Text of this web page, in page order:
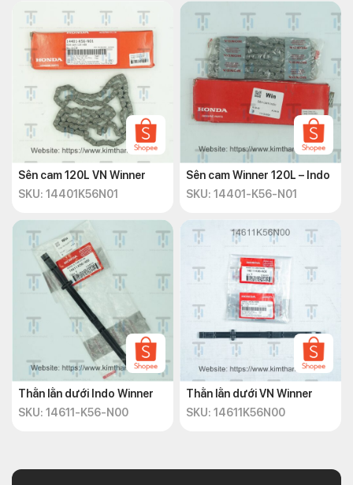
Sên cam 120L VN Winner
SKU: 14401K56N01
Sên cam Winner 120L – Indo
SKU: 14401-K56-N01
Thằn lằn dưới Indo Winner
SKU: 14611-K56-N00
Thằn lằn dưới VN Winner
SKU: 14611K56N00